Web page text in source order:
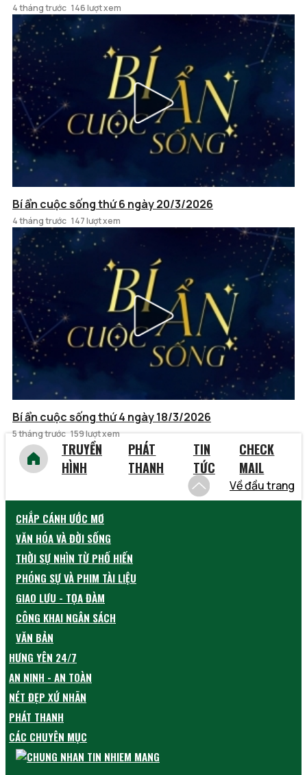
4 tháng trước 146 lượt xem
Bí ẩn cuộc sống thứ 6 ngày 20/3/2026
4 tháng trước 147 lượt xem
Bí ẩn cuộc sống thứ 4 ngày 18/3/2026
5 tháng trước 159 lượt xem
TRUYỀN
HÌNH
PHÁT
THANH
TIN
TỨC
CHECK
MAIL
Về đầu trang
CHẮP CÁNH ƯỚC MƠ
VĂN HÓA VÀ ĐỜI SỐNG
THỜI SỰ NHÌN TỪ PHỐ HIẾN
PHÓNG SỰ VÀ PHIM TÀI LIỆU
GIAO LƯU - TỌA ĐÀM
CÔNG KHAI NGÂN SÁCH
VĂN BẢN
HƯNG YÊN 24/7
AN NINH - AN TOÀN
NÉT ĐẸP XỨ NHÃN
PHÁT THANH
CÁC CHUYÊN MỤC